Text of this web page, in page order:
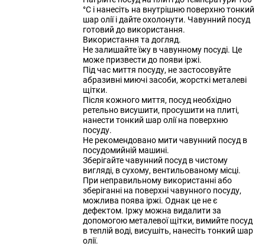
°С і нанесіть на внутрішню поверхню тонкий
шар олії і дайте охолонути. Чавунний посуд
готовий до використання.
Використання та догляд.
Не залишайте їжу в чавунному посуді. Це
може призвести до появи іржі.
Під час миття посуду, не застосовуйте
абразивні миючі засоби, жорсткі металеві
щітки.
Після кожного миття, посуд необхідно
ретельно висушити, просушити на плиті,
нанести тонкий шар олії на поверхню
посуду.
Не рекомендовано мити чавунний посуд в
посудомийній машині.
Зберігайте чавунний посуд в чистому
вигляді, в сухому, вентильованому місці.
При неправильному використанні або
зберіганні на поверхні чавунного посуду,
можлива поява іржі. Однак це не є
дефектом. Іржу можна видалити за
допомогою металевої щітки, вимийте посуд
в теплій воді, висушіть, нанесіть тонкий шар
олії.